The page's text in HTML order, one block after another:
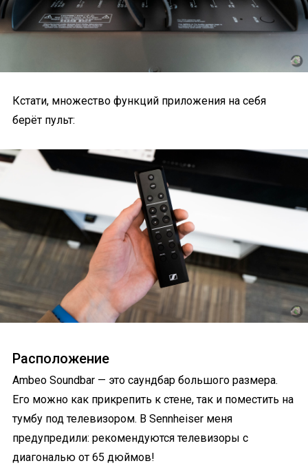
Кстати, множество функций приложения на себя
берёт пульт:
Расположение
Ambeo Soundbar — это саундбар большого размера.
Его можно как прикрепить к стене, так и поместить на
тумбу под телевизором. В Sennheiser меня
предупредили: рекомендуются телевизоры с
диагональю от 65 дюймов!